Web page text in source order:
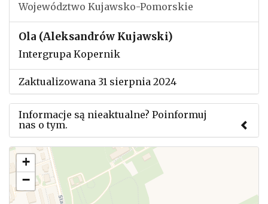
Województwo Kujawsko-Pomorskie
Ola (Aleksandrów Kujawski)
Intergrupa Kopernik
Zaktualizowana 31 sierpnia 2024
Informacje są nieaktualne? Poinformuj
nas o tym.
Użyj tego formularza aby przesłać informację o
zmianach w powyższym mityngu.
+
−